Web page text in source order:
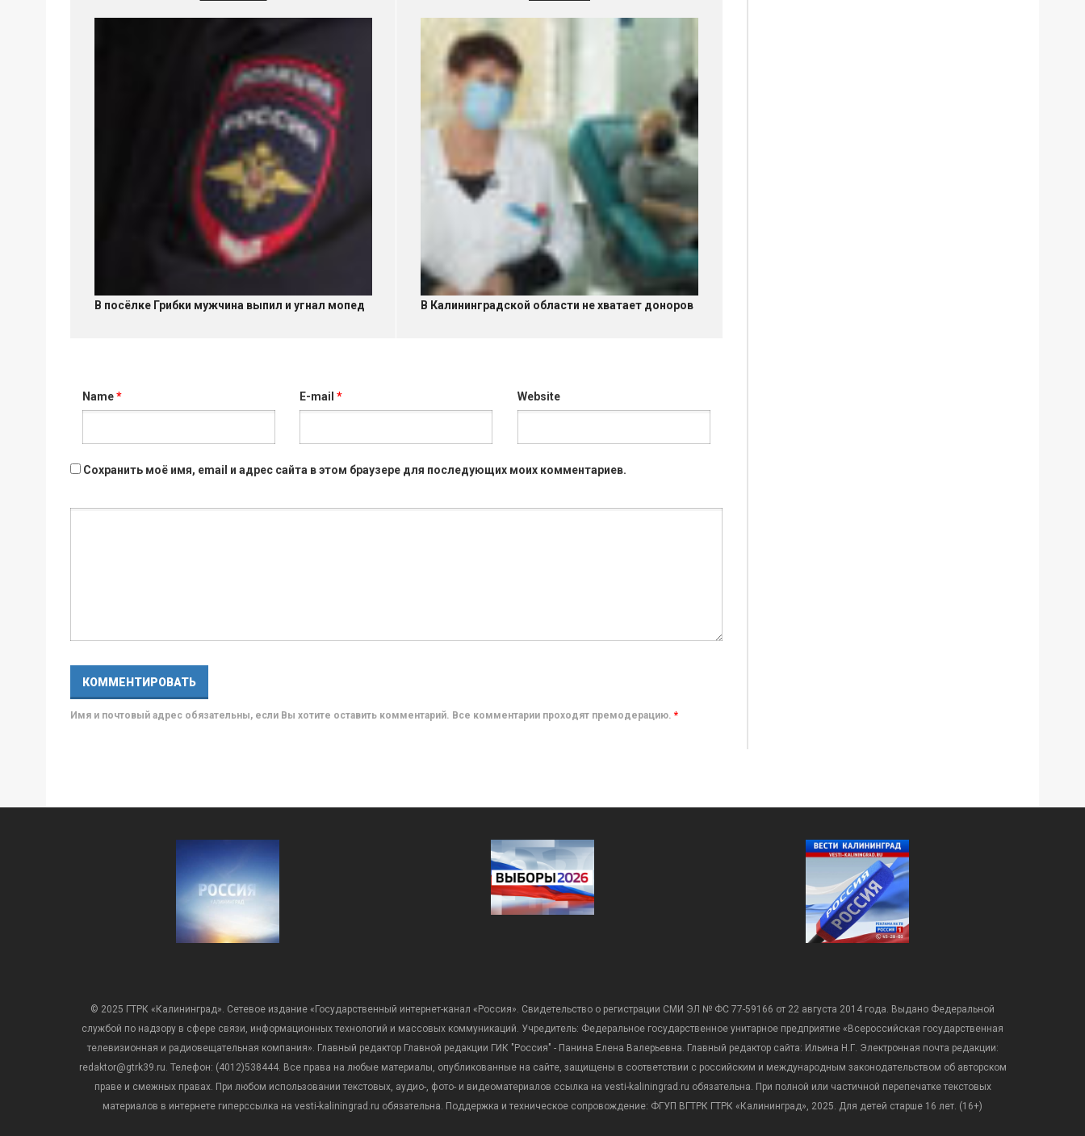
В посёлке Грибки мужчина выпил и угнал мопед В Калининградской области не хватает доноров
Name* E-mail* Website
Сохранить моё имя, email и адрес сайта в этом браузере для последующих моих комментариев.
Имя и почтовый адрес обязательны, если Вы хотите оставить комментарий. Все комментарии проходят премодерацию. *
© 2025 ГТРК «Калининград». Сетевое издание «Государственный интернет-канал «Россия». Свидетельство о регистрации СМИ ЭЛ № ФС 77-59166 от 22 августа 2014 года. Выдано Федеральной
службой по надзору в сфере связи, информационных технологий и массовых коммуникаций. Учредитель: Федеральное государственное унитарное предприятие «Всероссийская государственная
телевизионная и радиовещательная компания». Главный редактор Главной редакции ГИК "Россия" - Панина Елена Валерьевна. Главный редактор сайта: Ильина Н.Г. Электронная почта редакции:
redaktor@gtrk39.ru. Телефон: (4012)538444. Все права на любые материалы, опубликованные на сайте, защищены в соответствии с российским и международным законодательством об авторском
праве и смежных правах. При любом использовании текстовых, аудио-, фото- и видеоматериалов ссылка на vesti-kaliningrad.ru обязательна. При полной или частичной перепечатке текстовых
материалов в интернете гиперссылка на vesti-kaliningrad.ru обязательна. Поддержка и техническое сопровождение: ФГУП ВГТРК ГТРК «Калининград», 2025. Для детей старше 16 лет. (16+)